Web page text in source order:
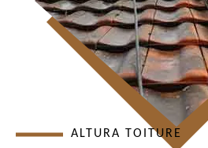
ALTURA TOITURE